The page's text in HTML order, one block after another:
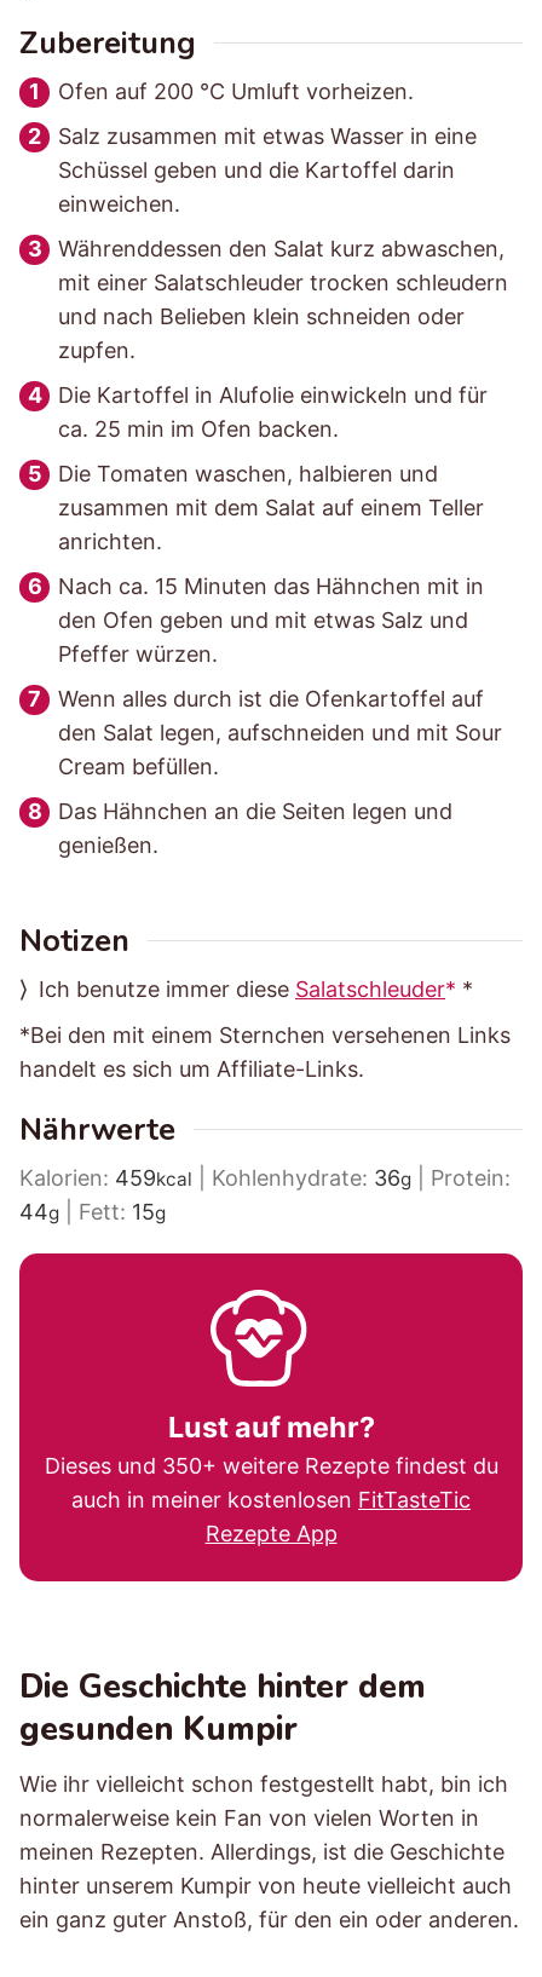
Zubereitung
Ofen auf 200 °C Umluft vorheizen.
Salz zusammen mit etwas Wasser in eine
Schüssel geben und die Kartoffel darin
einweichen.
Währenddessen den Salat kurz abwaschen,
mit einer Salatschleuder trocken schleudern
und nach Belieben klein schneiden oder
zupfen.
Die Kartoffel in Alufolie einwickeln und für
ca. 25 min im Ofen backen.
Die Tomaten waschen, halbieren und
zusammen mit dem Salat auf einem Teller
anrichten.
Nach ca. 15 Minuten das Hähnchen mit in
den Ofen geben und mit etwas Salz und
Pfeffer würzen.
Wenn alles durch ist die Ofenkartoffel auf
den Salat legen, aufschneiden und mit Sour
Cream befüllen.
Das Hähnchen an die Seiten legen und
genießen.
Notizen
⟩ Ich benutze immer diese Salatschleuder
*
*Bei den mit einem Sternchen versehenen Links
handelt es sich um Affiliate-Links.
Nährwerte
Kalorien: 459kcal Kohlenhydrate: 36g
Protein:
44g Fett: 15g
Lust auf mehr?
Dieses und 350+ weitere Rezepte findest du
auch in meiner kostenlosen FitTasteTic
Rezepte App
Die Geschichte hinter dem
gesunden Kumpir
Wie ihr vielleicht schon festgestellt habt, bin ich
normalerweise kein Fan von vielen Worten in
meinen Rezepten. Allerdings, ist die Geschichte
hinter unserem Kumpir von heute vielleicht auch
ein ganz guter Anstoß, für den ein oder anderen.